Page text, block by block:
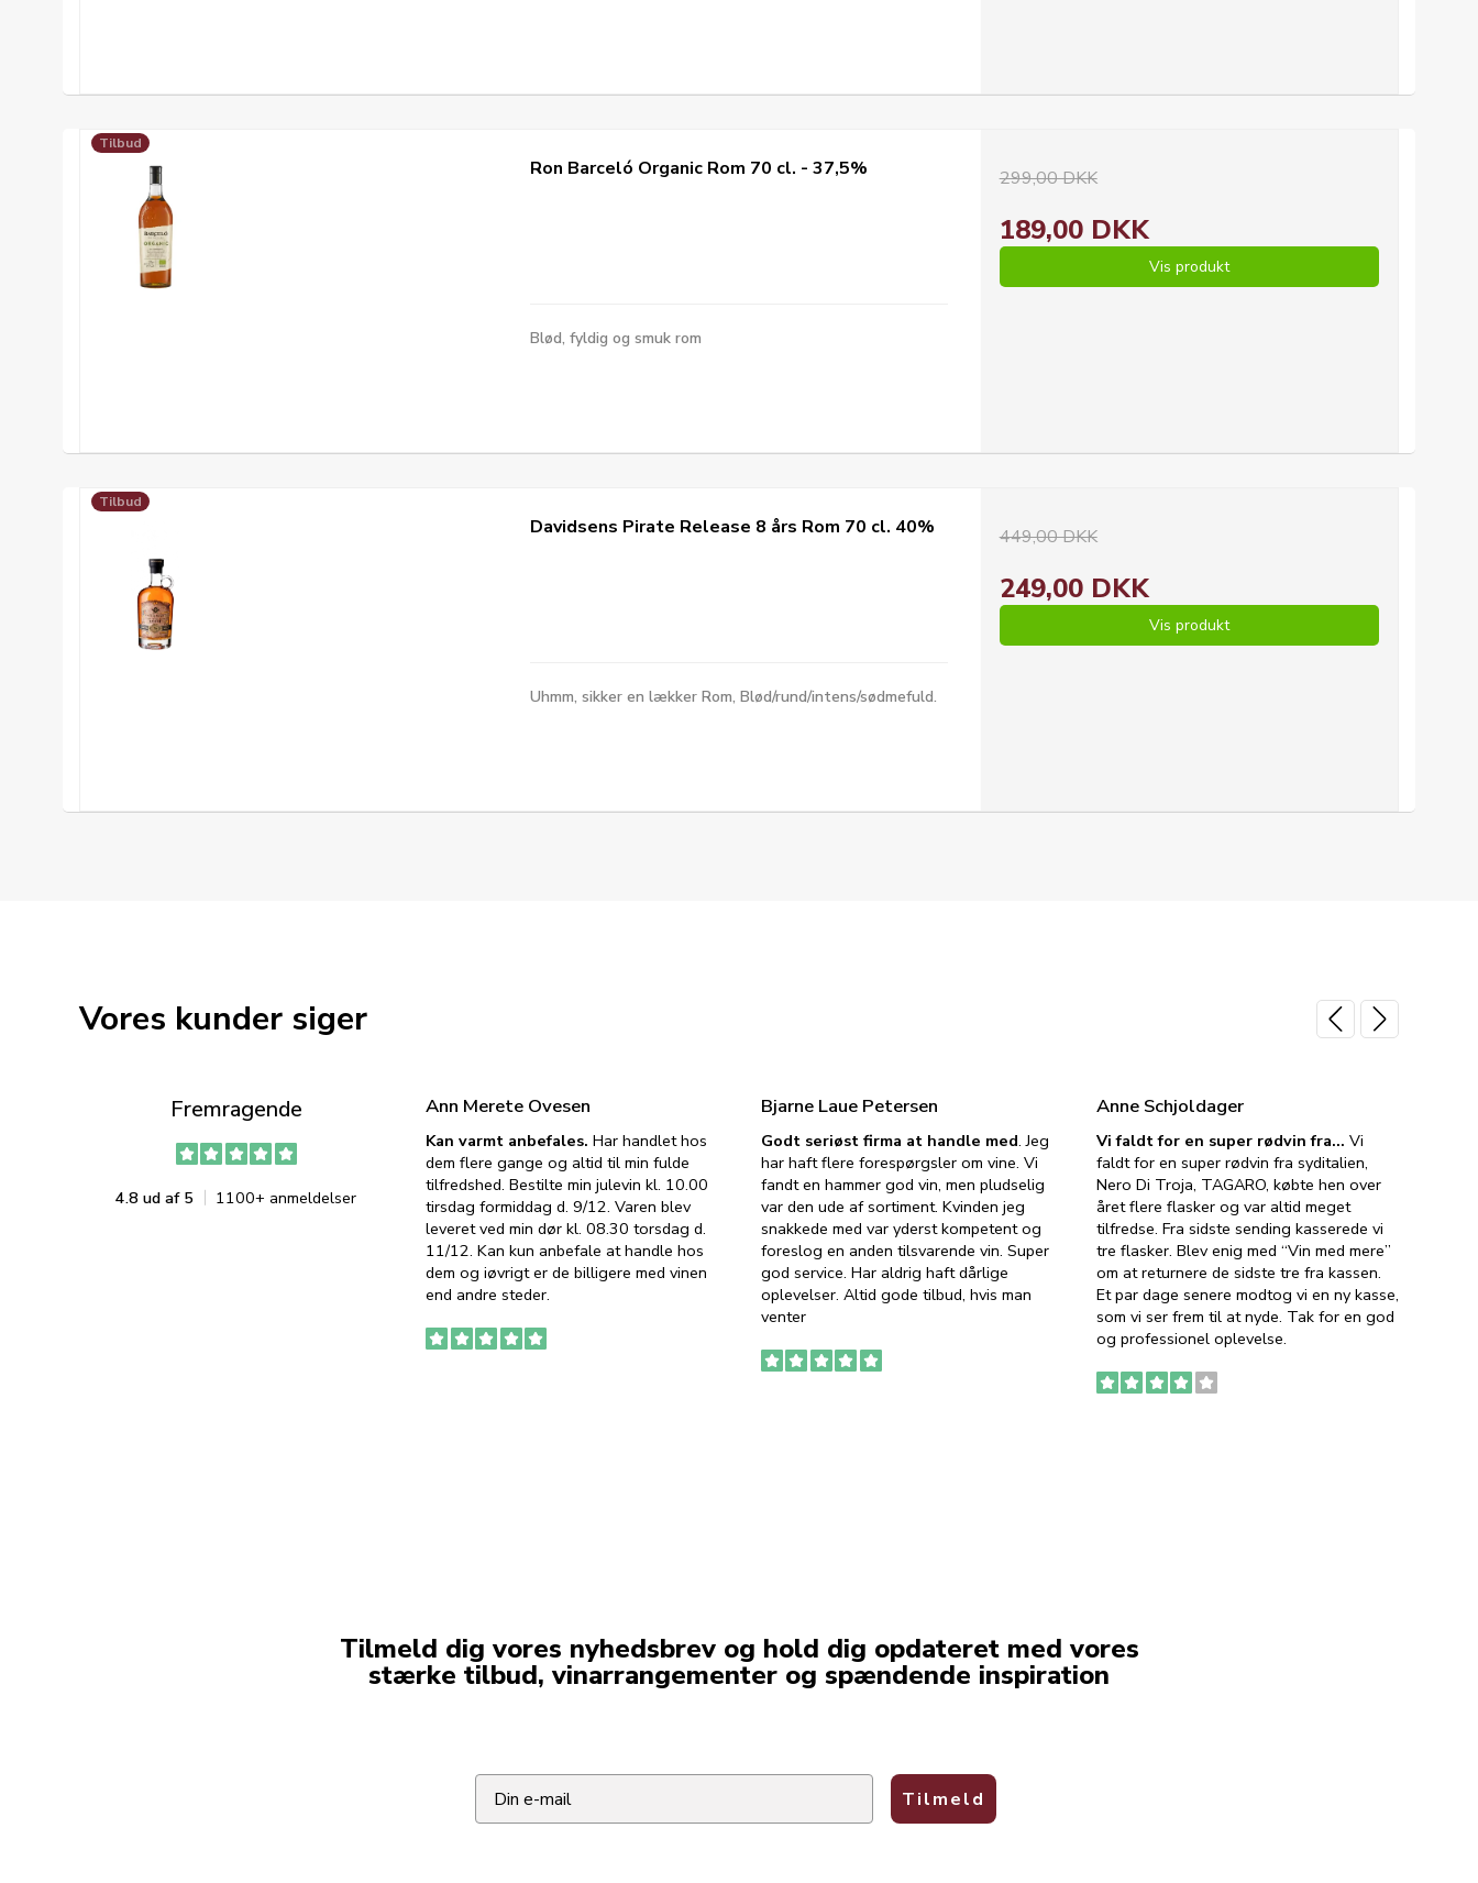
Tilbud
Ron Barceló Organic Rom 70 cl. - 37,5%
Blød, fyldig og smuk rom
299,00 DKK
189,00 DKK
Vis produkt
Tilbud
Davidsens Pirate Release 8 års Rom 70 cl. 40%
Uhmm, sikker en lækker Rom, Blød/rund/intens/sødmefuld.
449,00 DKK
249,00 DKK
Vis produkt
Vores kunder siger
Fremragende
4.8 ud af 5 1100+ anmeldelser
Ann Merete Ovesen
Kan varmt anbefales. Har handlet hos
dem flere gange og altid til min fulde
tilfredshed. Bestilte min julevin kl. 10.00
tirsdag formiddag d. 9/12. Varen blev
leveret ved min dør kl. 08.30 torsdag d.
11/12. Kan kun anbefale at handle hos
dem og iøvrigt er de billigere med vinen
end andre steder.
Bjarne Laue Petersen
Godt seriøst firma at handle med. Jeg
har haft flere forespørgsler om vine. Vi
fandt en hammer god vin, men pludselig
var den ude af sortiment. Kvinden jeg
snakkede med var yderst kompetent og
foreslog en anden tilsvarende vin. Super
god service. Har aldrig haft dårlige
oplevelser. Altid gode tilbud, hvis man
venter
Anne Schjoldager
Vi faldt for en super rødvin fra… Vi
faldt for en super rødvin fra syditalien,
Nero Di Troja, TAGARO, købte hen over
året flere flasker og var altid meget
tilfredse. Fra sidste sending kasserede vi
tre flasker. Blev enig med “Vin med mere”
om at returnere de sidste tre fra kassen.
Et par dage senere modtog vi en ny kasse,
som vi ser frem til at nyde. Tak for en god
og professionel oplevelse.
Tilmeld dig vores nyhedsbrev og hold dig opdateret med vores
stærke tilbud, vinarrangementer og spændende inspiration
Email
Tilmeld